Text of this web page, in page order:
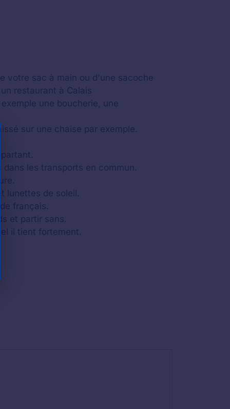
votre sac à main ou d'une sacoche
restaurant à Calais
une boucherie, une
sur une chaise par exemple.
les transports en commun.
lunettes de soleil.
français.
et partir sans.
il tient fortement.